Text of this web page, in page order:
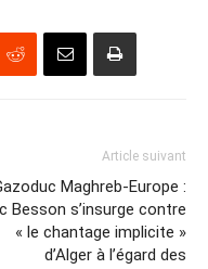
Article suivant
Maghreb-Europe :
Besson s’insurge contre
« le chantage implicite »
d’Alger à l’égard des